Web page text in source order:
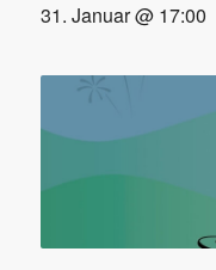
31. Januar @ 17:00